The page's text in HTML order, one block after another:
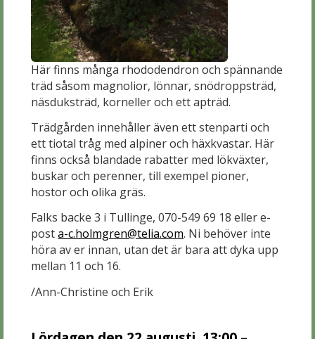
Här finns många rhododendron och spännande
träd såsom magnolior, lönnar, snödroppsträd,
näsduksträd, korneller och ett apträd.
Trädgården innehåller även ett stenparti och
ett tiotal tråg med alpiner och häxkvastar. Här
finns också blandade rabatter med lökväxter,
buskar och perenner, till exempel pioner,
hostor och olika gräs.
Falks backe 3 i Tullinge, 070-549 69 18 eller e-
posta-c.holmgren@telia.com. Ni behöver inte
höra av er innan, utan det är bara att dyka upp
mellan 11 och 16.
/Ann-Christine och Erik